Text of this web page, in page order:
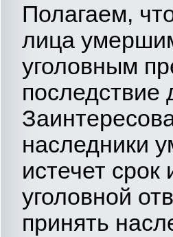
Полагаем,
лица
уголовным
последствие
наследники
истечет
уголовной
принять